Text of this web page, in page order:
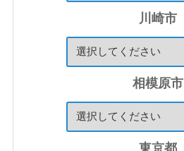
川崎市
相模原市